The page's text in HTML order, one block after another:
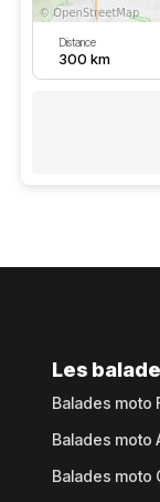
Distance
300 km
Les
Balades moto
Balades moto
Balades moto